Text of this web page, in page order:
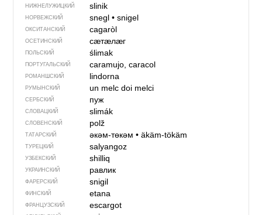
НИЖНЕЛУЖИЦКИЙ slinik
НОРВЕЖСКИЙ snegl• snigel
ОКСИТАНСКИЙ cagaròl
ОСЕТИНСКИЙ сӕтӕлӕг
ПОЛЬСКИЙ ślimak
ПОРТУГАЛЬСКИЙ caramujo, caracol
РОМАНШСКИЙ lindorna
РУМЫНСКИЙ un melcdoi melci
СЕРБСКИЙ пуж
СЛОВАЦКИЙ slimák
СЛОВЕНСКИЙ polž
ТАТАРСКИЙ әкәм-төкәм• äkäm-tökäm
ТУРЕЦКИЙ salyangoz
УЗБЕКСКИЙ shilliq
УКРАИНСКИЙ равлик
ФАРЕРСКИЙ snigil
ФИНСКИЙ etana
ФРАНЦУЗСКИЙ escargot